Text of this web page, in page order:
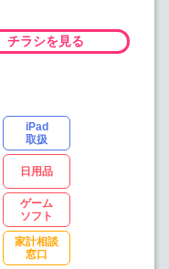
チラシを見る
iPad
取扱
日用品
ゲーム
ソフト
家計相談
窓口